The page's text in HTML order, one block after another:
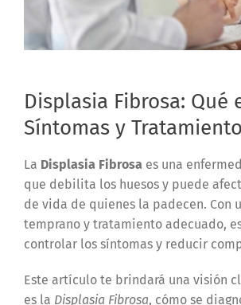
Displasia Fibrosa: Qué
Síntomas y Tratamiento
La Displasia Fibrosaes una
que debilita los huesos y puede
de vida de quienes la padecen. Con
temprano y tratamiento adecuado,
controlar los síntomas y reducir
Este artículo te brindará una visión
es la Displasia Fibrosa, cómo se